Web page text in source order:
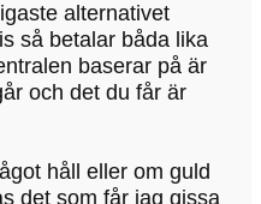
alternativet
så betalar båda lika
baserar på är
och det du får är
håll eller om guld
det som får jag gissa